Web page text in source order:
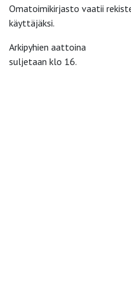
Omatoimikirjasto vaatii
käyttäjäksi.
Arkipyhien aattoina
suljetaan klo 16.